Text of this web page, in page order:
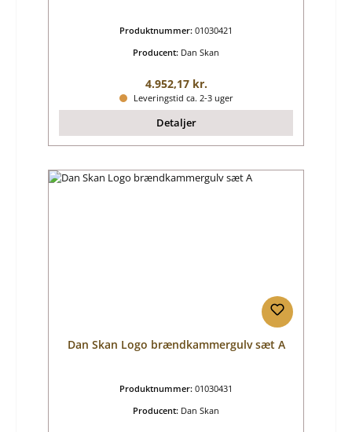
Produktnummer: 01030421
Producent: Dan Skan
Almindelig pris:
4.952,17 kr.
Leveringstid ca. 2-3 uger
Detaljer
Dan Skan Logo brændkammergulv sæt A
Produktnummer: 01030431
Producent: Dan Skan